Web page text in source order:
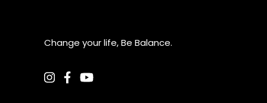
Change your life, Be Balance.